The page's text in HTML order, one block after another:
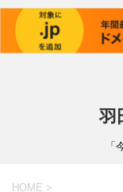
羽
「
HOME >